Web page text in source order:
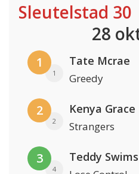
Sleutelstad 30
28
1
1
Tate Mcrae
Greedy
2
2
Kenya Grace
Strangers
3
4
Teddy Swims